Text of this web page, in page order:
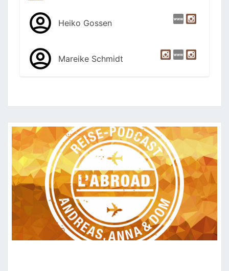
Heiko Gossen
Mareike Schmidt